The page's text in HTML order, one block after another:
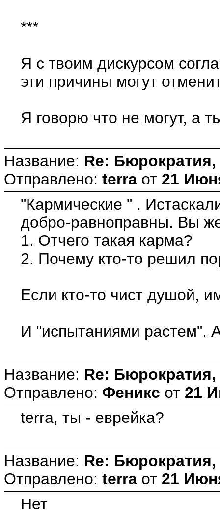
***
Я с твоим дискурсом
эти причины могут
Я говорю что не могут, а
Название: Re: Бюрократия,
Отправлено: terra от 21
"Кармические " .
добро-равноправны. Вы
1. Отчего такая карма?
2. Почему кто-то решил
Если кто-то чист душой,
И "испытаниями растем".
Название: Re: Бюрократия,
Отправлено: Феникс от 21
terra, ты - еврейка?
Название: Re: Бюрократия,
Отправлено: terra от 21
Нет